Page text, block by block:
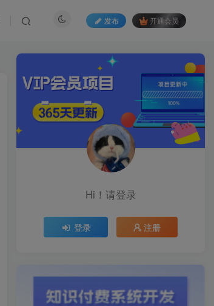
发布 开通会员
Hi！请登录
登录 注册